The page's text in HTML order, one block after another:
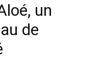
un
de